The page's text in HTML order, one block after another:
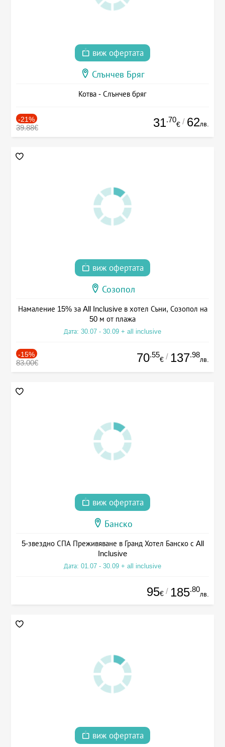
виж офертата
Слънчев Бряг
Котва - Слънчев бряг
-21%
39.88€ 31.70
€ / 62лв.
виж офертата
Созопол
Намаление 15% за All Inclusive в хотел Съни, Созопол на
50 м от плажа
Дата: 30.07 - 30.09 + all inclusive
-15%
83.00€ 70.55
€ / 137.98
лв.
виж офертата
Банско
5-звездно СПА Преживяване в Гранд Хотел Банско с All
Inclusive
Дата: 01.07 - 30.09 + all inclusive
95€ / 185.80
лв.
виж офертата